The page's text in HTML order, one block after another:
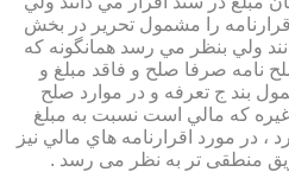
را مشمول تحرير در بخش
ولي بنظر مي رسد همانگونه كه
نامه صرفا صلح و فاقد مبلغ و
بند ج تعرفه و در موارد صلح
كه مالي است نسبت به مبلغ
در مورد اقرارنامه هاي مالي نيز
منطقی تر به نظر می رسد .